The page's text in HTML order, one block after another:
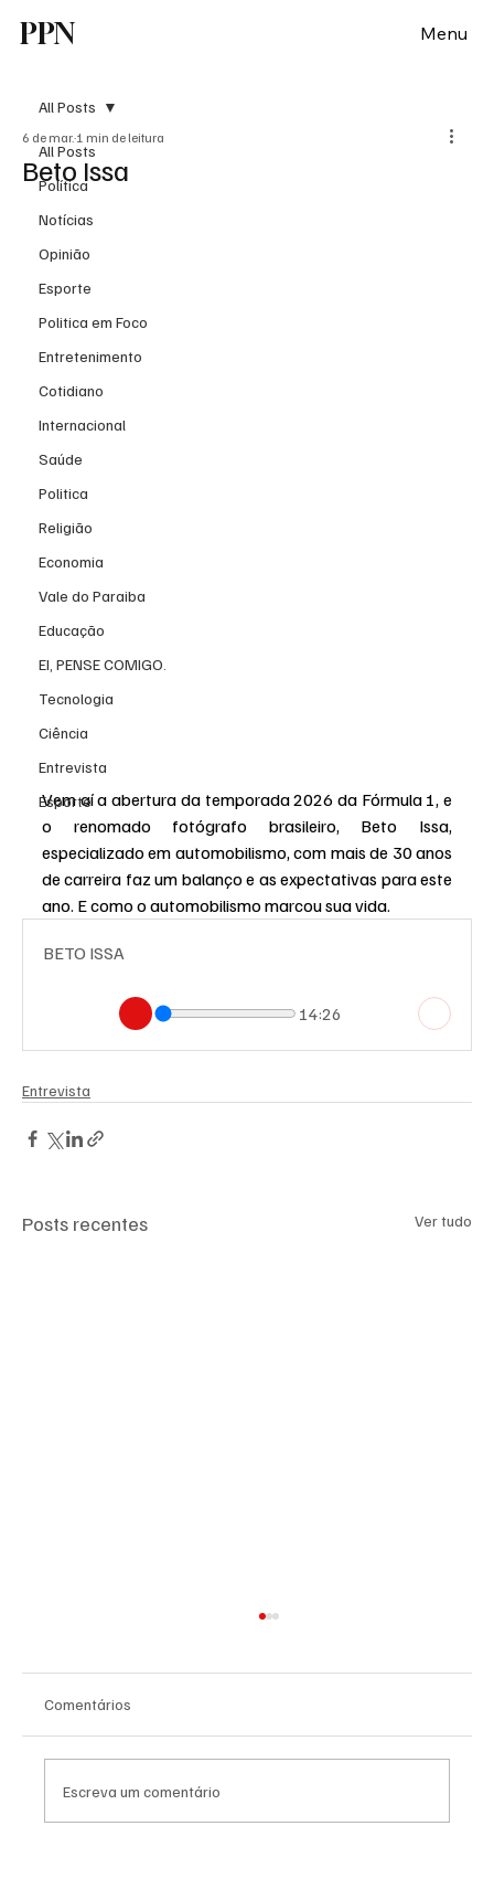
PPN Menu
All Posts
Política
Notícias
Opinião
Esporte
Politica em Foco
Entretenimento
Cotidiano
Internacional
Saúde
Politica
Religião
Economia
Vale do Paraiba
Educação
EI, PENSE COMIGO.
Tecnologia
Ciência
Entrevista
Esporte
All Posts
Beto Issa
6 de mar. 1 min de leitura
Vem aí a abertura da temporada 2026 da Fórmula 1, e
o renomado fotógrafo brasileiro, Beto Issa,
especializado em automobilismo, com mais de 30 anos
de carreira faz um balanço e as expectativas para este
ano. E como o automobilismo marcou sua vida.
BETO ISSA
14:26
Entrevista
Posts recentes Ver tudo
Comentários
Escreva um comentário